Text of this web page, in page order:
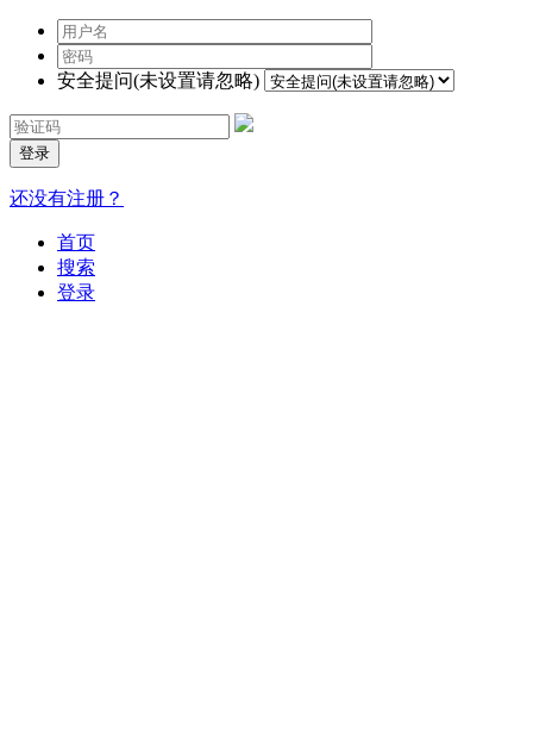
安全提问(未设置请忽略)
登录
还没有注册？
首页
搜索
登录